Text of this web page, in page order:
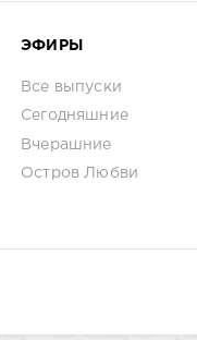
ЭФИРЫ
Все выпуски
Сегодняшние
Вчерашние
Остров Любви